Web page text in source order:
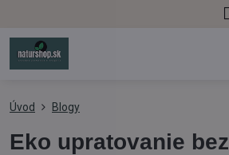
Úvod Blogy
Eko upratovanie bez